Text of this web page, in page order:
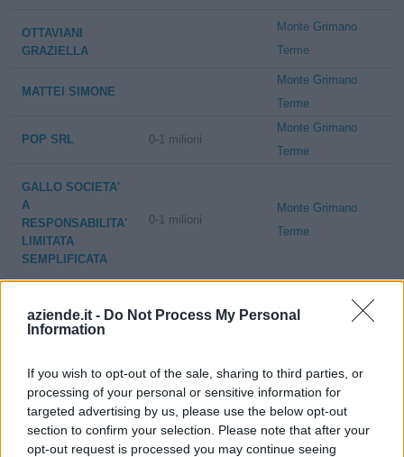
aziende.it - Do Not Process My Personal
Information
If you wish to opt-out of the sale, sharing to third parties, or
processing of your personal or sensitive information for
targeted advertising by us, please use the below opt-out
section to confirm your selection. Please note that after your
opt-out request is processed you may continue seeing
OTTAVIANI
GRAZIELLA
Monte Grimano
Terme
MATTEI SIMONE
Monte Grimano
Terme
POP SRL 0-1 milioni
Monte Grimano
Terme
GALLO SOCIETA'
A
RESPONSABILITA'
LIMITATA
SEMPLIFICATA
0-1 milioni
Monte Grimano
Terme
Visualizza tutti i comuni della
provincia di Pesaro e Urbino